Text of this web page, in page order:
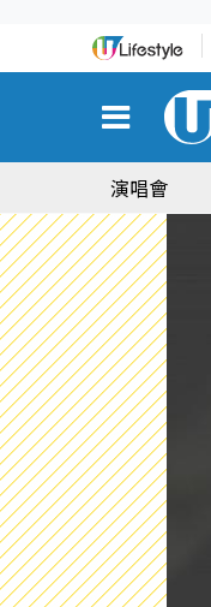
演唱會